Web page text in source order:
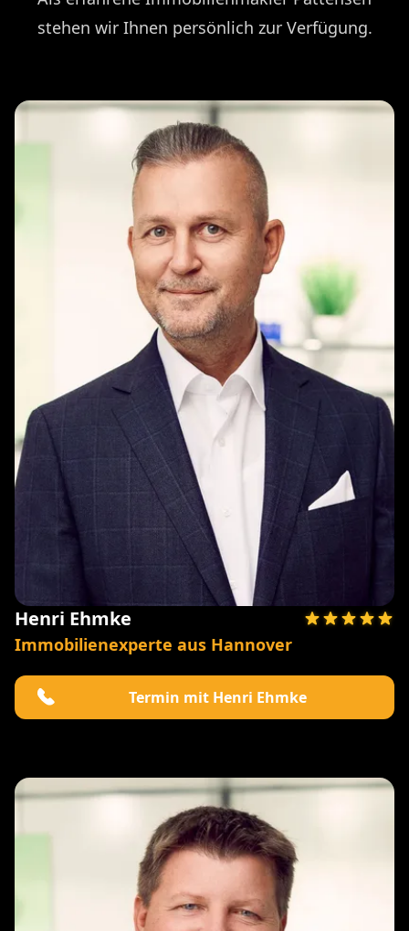
stehen wir Ihnen persönlich zur Verfügung.
Henri Ehmke
Immobilienexperte aus Hannover
Termin mit Henri Ehmke